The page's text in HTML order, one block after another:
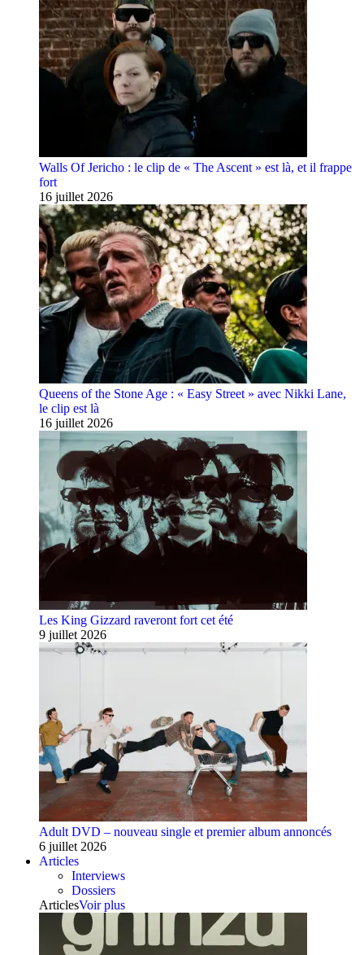
Walls Of Jericho : le clip de « The Ascent » est là, et il frappe
fort
16 juillet 2026
Queens of the Stone Age : « Easy Street » avec Nikki Lane,
le clip est là
16 juillet 2026
Les King Gizzard raveront fort cet été
9 juillet 2026
Adult DVD – nouveau single et premier album annoncés
6 juillet 2026
Articles
Interviews
Dossiers
ArticlesVoir plus